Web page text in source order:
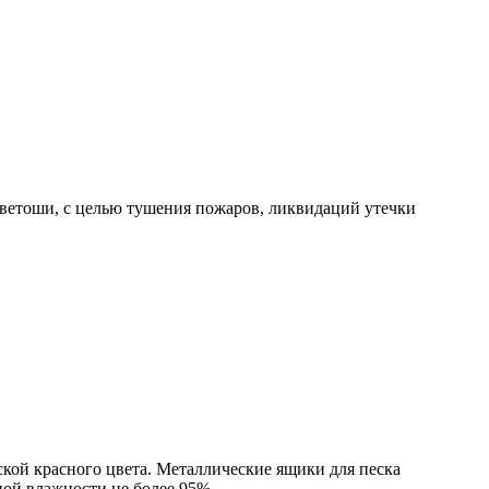
с целью тушения пожаров, ликвидаций утечки
красного цвета. Металлические ящики для песка